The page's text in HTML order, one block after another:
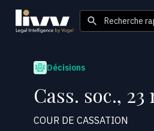
Recherche
Décisions
Cass. soc.,
COUR DE CASSATION